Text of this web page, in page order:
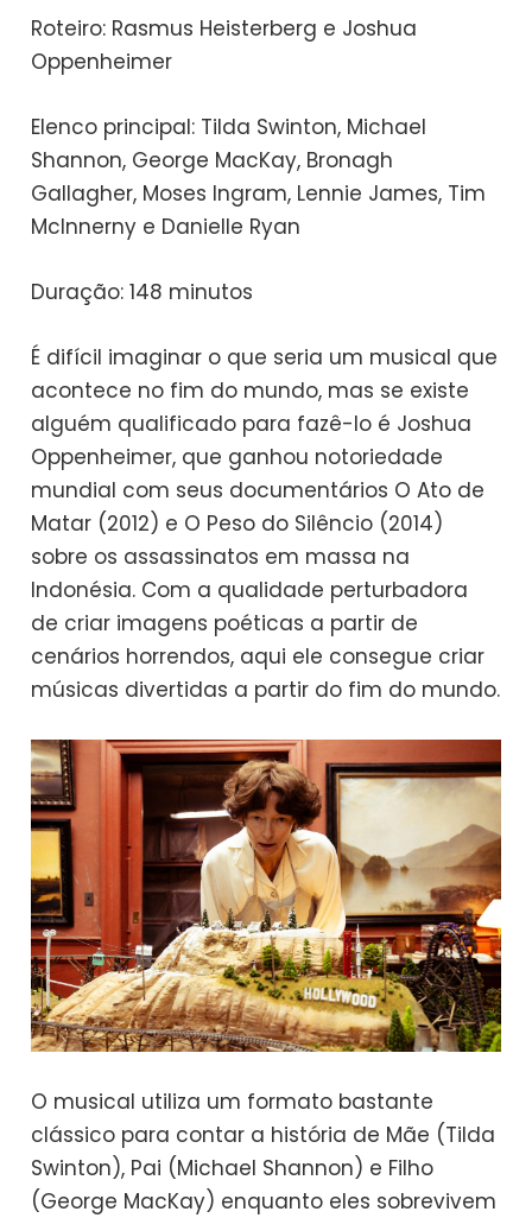
Roteiro: Rasmus Heisterberg e Joshua
Oppenheimer
Elenco principal: Tilda Swinton, Michael
Shannon, George MacKay, Bronagh
Gallagher, Moses Ingram, Lennie James, Tim
McInnerny e Danielle Ryan
Duração: 148 minutos
É difícil imaginar o que seria um musical que
acontece no fim do mundo, mas se existe
alguém qualificado para fazê-lo é Joshua
Oppenheimer, que ganhou notoriedade
mundial com seus documentários O Ato de
Matar (2012) e O Peso do Silêncio (2014)
sobre os assassinatos em massa na
Indonésia. Com a qualidade perturbadora
de criar imagens poéticas a partir de
cenários horrendos, aqui ele consegue criar
músicas divertidas a partir do fim do mundo.
O musical utiliza um formato bastante
clássico para contar a história de Mãe (Tilda
Swinton), Pai (Michael Shannon) e Filho
(George MacKay) enquanto eles sobrevivem